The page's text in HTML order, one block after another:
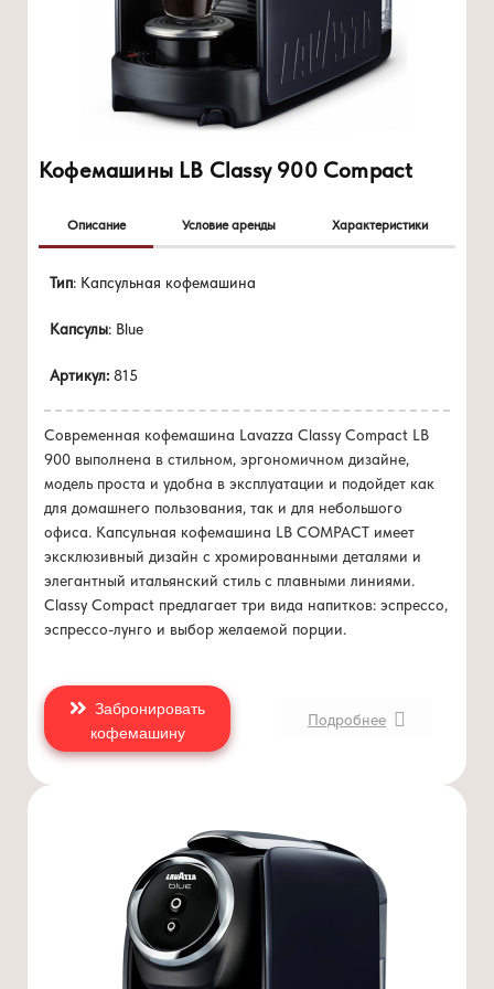
Кофемашины LB Classy 900 Compact
Описание Условие аренды Характеристики
Тип: Капсульная кофемашина
Капсулы: Blue
Артикул: 815
Современная кофемашина Lavazza Classy Compact LB
900 выполнена в стильном, эргономичном дизайне,
модель проста и удобна в эксплуатации и подойдет как
для домашнего пользования, так и для небольшого
офиса. Капсульная кофемашина LB COMPACT имеет
эксклюзивный дизайн с хромированными деталями и
элегантный итальянский стиль с плавными линиями.
Classy Compact предлагает три вида напитков: эспрессо,
эспрессо-лунго и выбор желаемой порции.
Цена 0 руб./меспри покупке
Ширина: 165 мм
Глубина: 295 мм
Напряжение питания: 220-240 В переменного тока
Установленная мощность: 1455 Вт
Емкость резервуара для воды: 900 мл
Емкость капсульного контейнера: 10 капсул
Забронировать
кофемашину
Подробнее